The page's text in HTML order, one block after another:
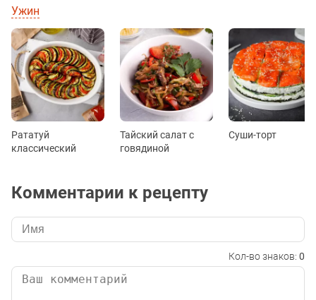
Ужин
Рататуй
классический
Тайский салат с
говядиной
Суши-торт
Комментарии к рецепту
Кол-во знаков: 0